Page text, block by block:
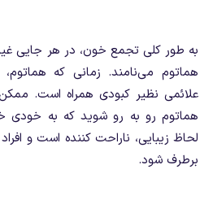
به طور کلی تجمع خون، در هر جایی
هماتوم می‌نامند. زمانی که
علائمی نظیر کبودی همراه است.
هماتوم رو به رو شوید که به خودی
لحاظ زیبایی، ناراحت کننده است و
برطرف شود.